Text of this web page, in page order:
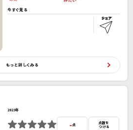
今すぐ見る
もっと詳しくみる
2023年
- 点
点数を
つける